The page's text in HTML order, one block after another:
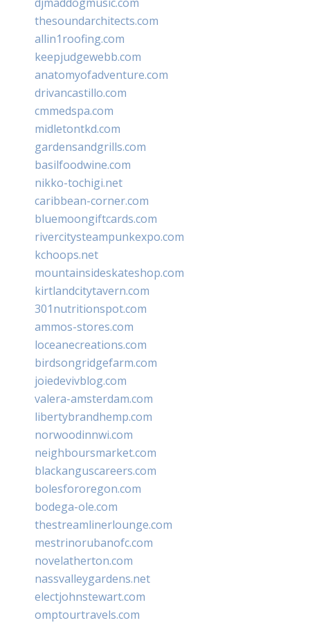
thesoundarchitects.com
allin1roofing.com
keepjudgewebb.com
anatomyofadventure.com
drivancastillo.com
cmmedspa.com
midletontkd.com
gardensandgrills.com
basilfoodwine.com
nikko-tochigi.net
caribbean-corner.com
bluemoongiftcards.com
rivercitysteampunkexpo.com
kchoops.net
mountainsideskateshop.com
kirtlandcitytavern.com
301nutritionspot.com
ammos-stores.com
loceanecreations.com
birdsongridgefarm.com
joiedevivblog.com
valera-amsterdam.com
libertybrandhemp.com
norwoodinnwi.com
neighboursmarket.com
blackanguscareers.com
bolesfororegon.com
bodega-ole.com
thestreamlinerlounge.com
mestrinorubanofc.com
novelatherton.com
nassvalleygardens.net
electjohnstewart.com
omptourtravels.com